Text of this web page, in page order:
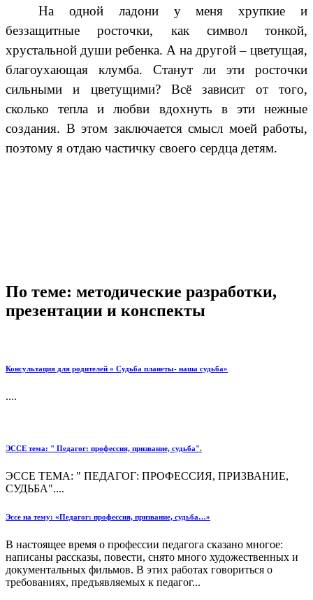
На одной ладони у меня хрупкие и
беззащитные росточки, как символ тонкой,
хрустальной души ребенка. А на другой – цветущая,
благоухающая клумба. Станут ли эти росточки
сильными и цветущими? Всё зависит от того,
сколько тепла и любви вдохнуть в эти нежные
создания. В этом заключается смысл моей работы,
поэтому я отдаю частичку своего сердца детям.
По теме: методические разработки,
презентации и конспекты
Консультация для родителей « Судьба планеты- наша судьба»
....
ЭССЕ тема: " Педагог: профессия, призвание, судьба".
ЭССЕ ТЕМА: " ПЕДАГОГ: ПРОФЕССИЯ, ПРИЗВАНИЕ,
СУДЬБА"....
Эссе на тему: «Педагог: профессия, призвание, судьба…»
В настоящее время о профессии педагога сказано многое:
написаны рассказы, повести, снято много художественных и
документальных фильмов. В этих работах говориться о
требованиях, предъявляемых к педагог...